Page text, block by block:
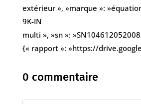
extérieur », »marque »:
9K-IN
multi », »sn »:
{« rapport »: »https://
0 commentaire